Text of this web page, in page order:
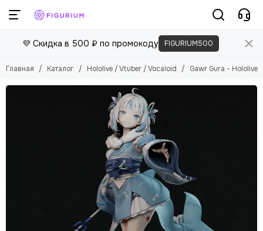
💜 Скидка в 500 ₽ по промокоду FIGURIUM500
Главная Каталог Hololive / Vtuber / Vocaloid Gawr Gura - Hololive